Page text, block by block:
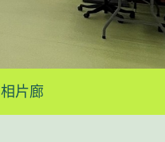
相片廊